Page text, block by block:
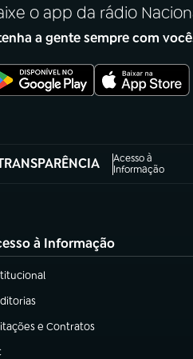
o app da rádio
a gente sempre com
Acesso à
Informação
em nova aba)
à Informação
em nova aba)
em nova aba)
e Contratos
em nova aba)